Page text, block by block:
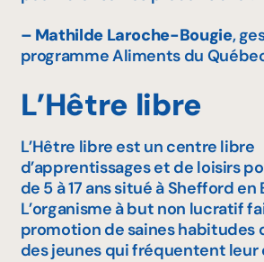
– Mathilde Laroche-Bougie,
programmeAliments du
L’Hêtre libre
L’Hêtre libre est un centre libre
d’apprentissages et de loisirs
de 5 à 17 ans situé à Shefford en
L’organisme à but non lucratif
promotion de saines habitudes
des jeunes qui fréquentent leur